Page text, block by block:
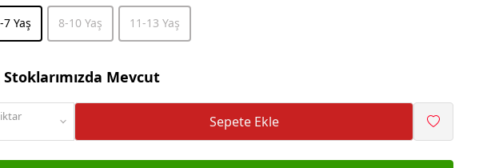
7 Yaş 8-10 Yaş 11-13 Yaş
Mevcut
Sepete Ekle